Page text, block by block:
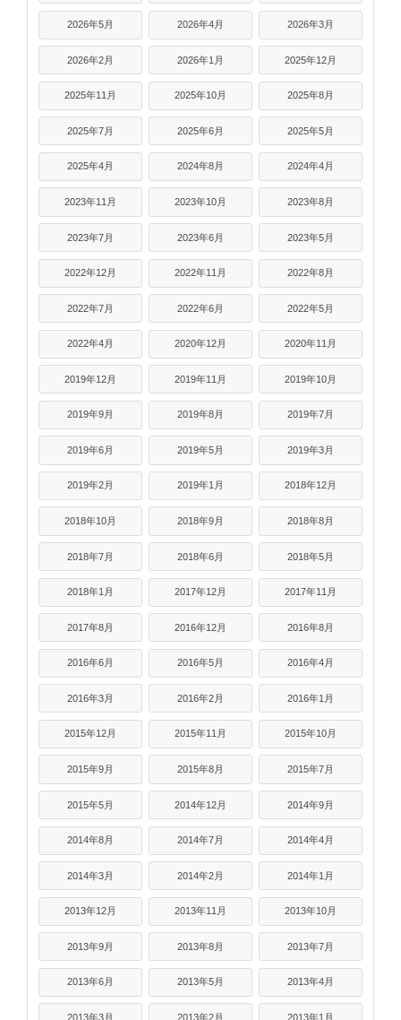
2026年5月 2026年4月 2026年3月
2026年2月 2026年1月 2025年12月
2025年11月 2025年10月 2025年8月
2025年7月 2025年6月 2025年5月
2025年4月 2024年8月 2024年4月
2023年11月 2023年10月 2023年8月
2023年7月 2023年6月 2023年5月
2022年12月 2022年11月 2022年8月
2022年7月 2022年6月 2022年5月
2022年4月 2020年12月 2020年11月
2019年12月 2019年11月 2019年10月
2019年9月 2019年8月 2019年7月
2019年6月 2019年5月 2019年3月
2019年2月 2019年1月 2018年12月
2018年10月 2018年9月 2018年8月
2018年7月 2018年6月 2018年5月
2018年1月 2017年12月 2017年11月
2017年8月 2016年12月 2016年8月
2016年6月 2016年5月 2016年4月
2016年3月 2016年2月 2016年1月
2015年12月 2015年11月 2015年10月
2015年9月 2015年8月 2015年7月
2015年5月 2014年12月 2014年9月
2014年8月 2014年7月 2014年4月
2014年3月 2014年2月 2014年1月
2013年12月 2013年11月 2013年10月
2013年9月 2013年8月 2013年7月
2013年6月 2013年5月 2013年4月
2013年3月 2013年2月 2013年1月